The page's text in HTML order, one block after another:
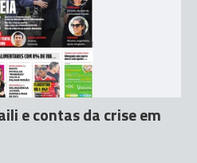
e contas da crise em